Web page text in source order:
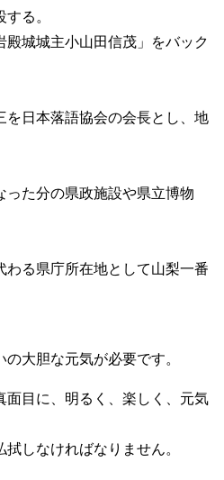
る。
殿城城主小山田信茂」をバック
を日本落語協会の会長とし、地
った分の県政施設や県立博物
わる県庁所在地として山梨一番
大胆な元気が必要です。
面目に、明るく、楽しく、元気
しなければなりません。